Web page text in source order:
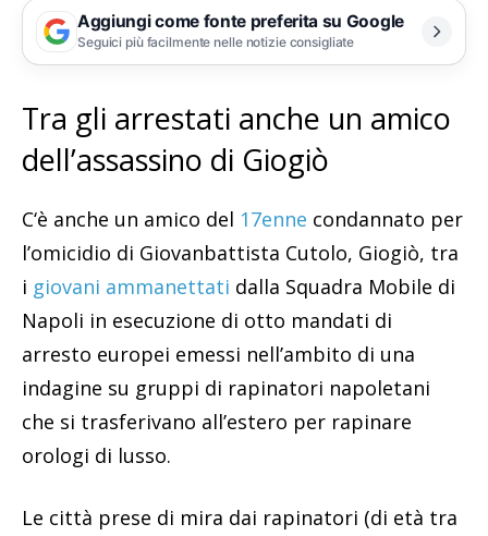
Aggiungi come fonte preferita su Google
Seguici più facilmente nelle notizie consigliate
Tra gli arrestati anche un amico
dell’assassino di Giogiò
C‘è anche un amico del 17enne condannato per
l’omicidio di Giovanbattista Cutolo, Giogiò, tra
i giovani ammanettati dalla Squadra Mobile di
Napoli in esecuzione di otto mandati di
arresto europei emessi nell’ambito di una
indagine su gruppi di rapinatori napoletani
che si trasferivano all’estero per rapinare
orologi di lusso.
Le città prese di mira dai rapinatori (di età tra